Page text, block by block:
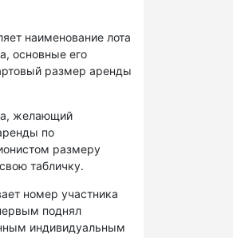
наименование лота
основные его
размер аренды
желающий
по
размеру
табличку.
номер участника
поднял
индивидуальным